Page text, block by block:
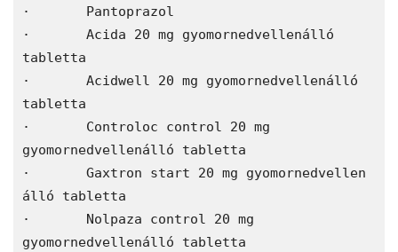
·	Pantoprazol
·	Acida 20 mg gyomornedvellenálló
tabletta
·	Acidwell 20 mg gyomornedvellenálló
tabletta
·	Controloc control 20 mg
gyomornedvellenálló tabletta
·	Gaxtron start 20 mg gyomornedvellen
álló tabletta
·	Nolpaza control 20 mg
gyomornedvellenálló tabletta